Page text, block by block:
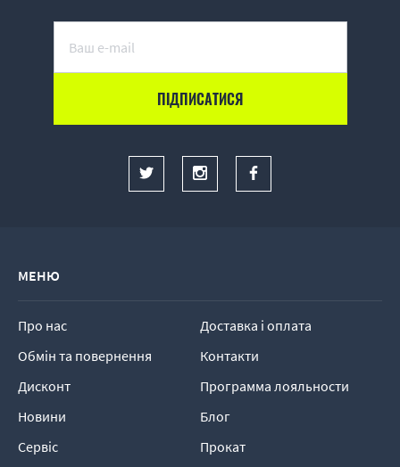
МЕНЮ
Про нас
Доставка і оплата
Обмін та повернення
Контакти
Дисконт
Программа лояльности
Новини
Блог
Сервіс
Прокат